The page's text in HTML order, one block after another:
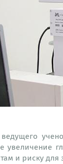
увеличение
и риску